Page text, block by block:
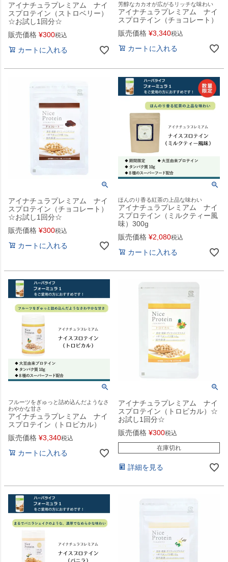
アイナチュラプレミアム ナイ
スプロテイン（ストロベリー）
☆お試し1回分☆
販売価格 ¥300税込
カートに入れる
芳醇なカカオが広がるリッチな味わい
アイナチュラプレミアム ナイ
スプロテイン（チョコレート）
販売価格 ¥3,340税込
カートに入れる
アイナチュラプレミアム ナイ
スプロテイン（チョコレート）
☆お試し1回分☆
販売価格 ¥300税込
カートに入れる
ほんのり香る紅茶の上品な味わい
アイナチュラプレミアム ナイ
スプロテイン（ミルクティー風
味）300g
販売価格 ¥2,080税込
カートに入れる
フルーツをぎゅっと詰め込んだようなさ
わやかな甘さ
アイナチュラプレミアム ナイ
スプロテイン（トロピカル）
販売価格 ¥3,340税込
カートに入れる
アイナチュラプレミアム ナイ
スプロテイン（トロピカル）☆
お試し1回分☆
販売価格 ¥300税込
在庫切れ
詳細を見る